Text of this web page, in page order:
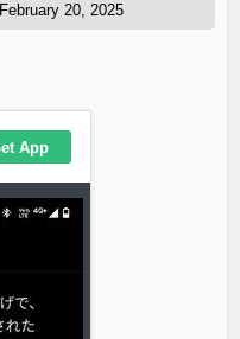
February 20, 2025